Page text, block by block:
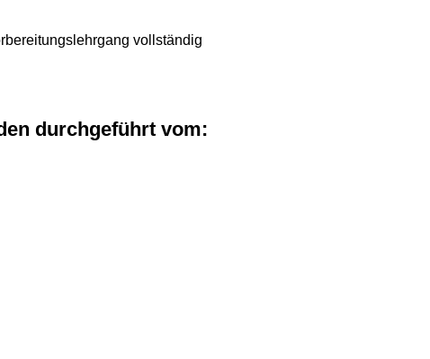
vollständig
durchgeführt vom: